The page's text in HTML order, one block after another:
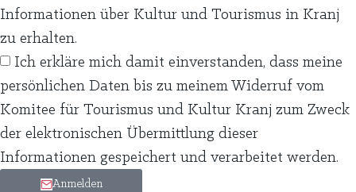
Informationen über Kultur und Tourismus in Kranj
zu erhalten.
Ich erkläre mich damit einverstanden, dass meine
persönlichen Daten bis zu meinem Widerruf vom
Komitee für Tourismus und Kultur Kranj zum Zweck
der elektronischen Übermittlung dieser
Informationen gespeichert und verarbeitet werden.
Anmelden